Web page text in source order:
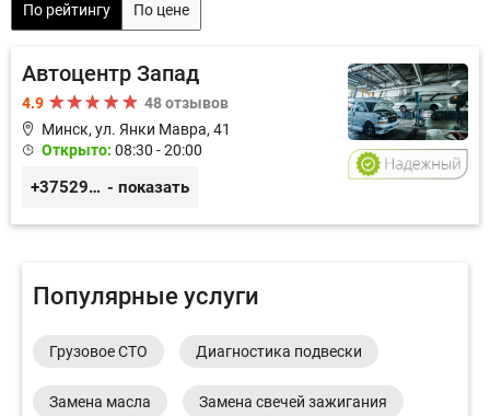
По рейтингу По цене
Автоцентр Запад
4.9
48 отзывов
Минск, ул. Янки Мавра, 41
Открыто: 08:30 - 20:00
+375299579797 - показать
Популярные услуги
Грузовое СТО Диагностика подвески
Замена масла Замена свечей зажигания